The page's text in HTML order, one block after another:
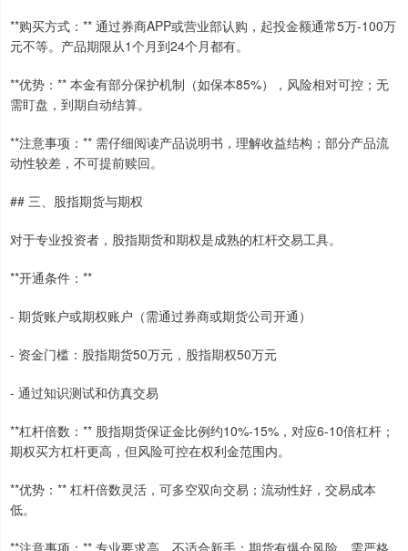
**购买方式：** 通过券商APP或营业部认购，起投金额通常5万-100万
元不等。产品期限从1个月到24个月都有。
**优势：** 本金有部分保护机制（如保本85%），风险相对可控；无
需盯盘，到期自动结算。
**注意事项：** 需仔细阅读产品说明书，理解收益结构；部分产品流
动性较差，不可提前赎回。
## 三、股指期货与期权
对于专业投资者，股指期货和期权是成熟的杠杆交易工具。
**开通条件：**
- 期货账户或期权账户（需通过券商或期货公司开通）
- 资金门槛：股指期货50万元，股指期权50万元
- 通过知识测试和仿真交易
**杠杆倍数：** 股指期货保证金比例约10%-15%，对应6-10倍杠杆；
期权买方杠杆更高，但风险可控在权利金范围内。
**优势：** 杠杆倍数灵活，可多空双向交易；流动性好，交易成本
低。